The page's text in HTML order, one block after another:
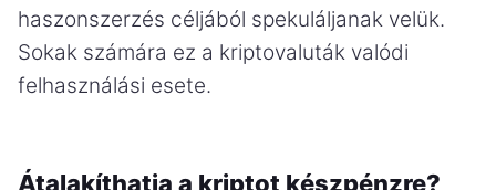
haszonszerzés céljából spekuláljanak velük.
Sokak számára ez a kriptovaluták valódi
felhasználási esete.
Átalakíthatja a kriptot készpénzre?